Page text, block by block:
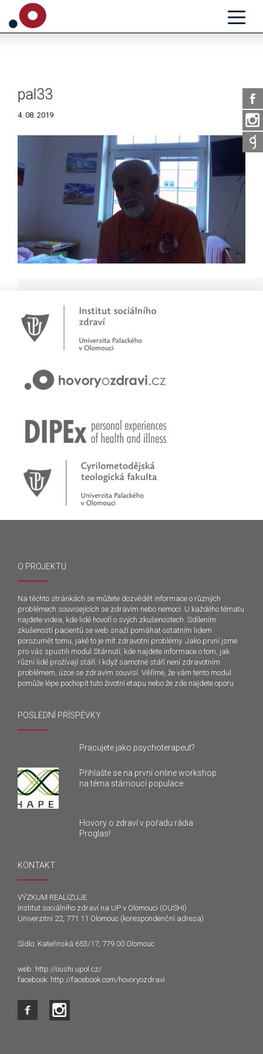
pal33
4. 08. 2019
Novinky
Přihlašte se na první online workshop na téma stárnoucí
Zkušenosti rodičů dětí s epilepsií
Začínáme nové téma! Sluchová vada u dětí
O PROJEKTU
Na těchto stránkách se můžete dozvědět informace o různých
problémech souvisejících se zdravím nebo nemocí. U každého tématu
najdete videa, kde lidé hovoří o svých zkušenostech. Sdílením
zkušeností pacientů se web snaží pomáhat ostatním lidem
porozumět tomu, jaké to je mít zdravotní problémy. Jako první jsme
pro vás spustili modul Stárnutí, kde najdete informace o tom, jak
různí lidé prožívají stáří. I když samotné stáří není zdravotním
problémem, úzce se zdravím souvisí. Věříme, že vám tento modul
pomůže lépe pochopit tuto životní etapu nebo že zde najdete oporu.
POSLEDNÍ PŘÍSPĚVKY
Pracujete jako psychoterapeut?
Přihlašte se na první online workshop
na téma stárnoucí populace
Hovory o zdraví v pořadu rádia
Proglas!
KONTAKT
VÝZKUM REALIZUJE
Institut sociálního zdraví na UP v Olomouci (OUSHI)
Univerzitní 22, 771 11 Olomouc (korespondenční adresa)
Sídlo: Kateřinská 653/17, 779 00 Olomouc
web: http://oushi.upol.cz/
facebook: http://facebook.com/hovoryozdravi